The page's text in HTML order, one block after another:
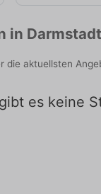
in
aktuellsten
es keine